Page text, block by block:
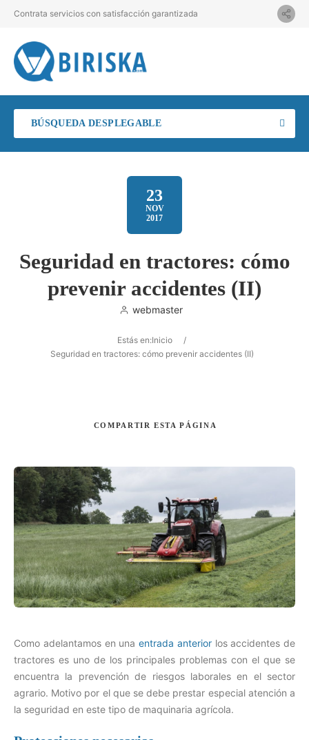
Contrata servicios con satisfacción garantizada
BÚSQUEDA DESPLEGABLE
23
NOV
2017
Seguridad en tractores: cómo
prevenir accidentes (II)
webmaster
Estás en:Inicio
/
Seguridad en tractores: cómo prevenir accidentes (II)
COMPARTIR ESTA PÁGINA
Como adelantamos en una entrada anterior los accidentes de
tractores es uno de los principales problemas con el que se
encuentra la prevención de riesgos laborales en el sector
agrario. Motivo por el que se debe prestar especial atención a
la seguridad en este tipo de maquinaria agrícola.